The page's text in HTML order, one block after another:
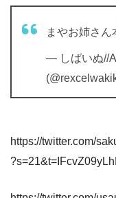
まやお姉さ
— しばいぬ//
https://twitter.com/